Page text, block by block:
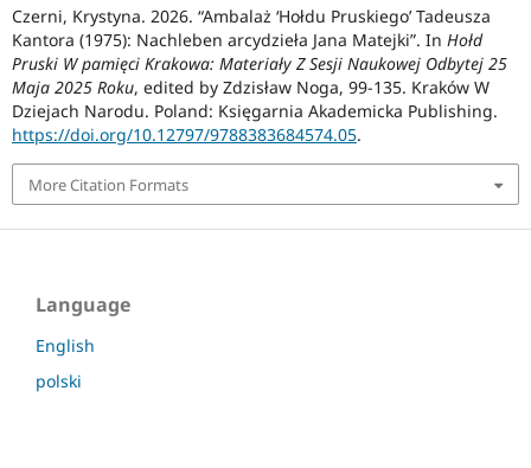
Czerni, Krystyna. 2026. “Ambalaż ‘Hołdu Pruskiego’ Tadeusza
Kantora (1975): Nachleben arcydzieła Jana Matejki”. In Hołd
Pruski W pamięci Krakowa: Materiały Z Sesji Naukowej Odbytej 25
Maja 2025 Roku, edited by Zdzisław Noga, 99-135. Kraków W
Dziejach Narodu. Poland: Księgarnia Akademicka Publishing.
https://doi.org/10.12797/9788383684574.05.
More Citation Formats
Language
English
polski